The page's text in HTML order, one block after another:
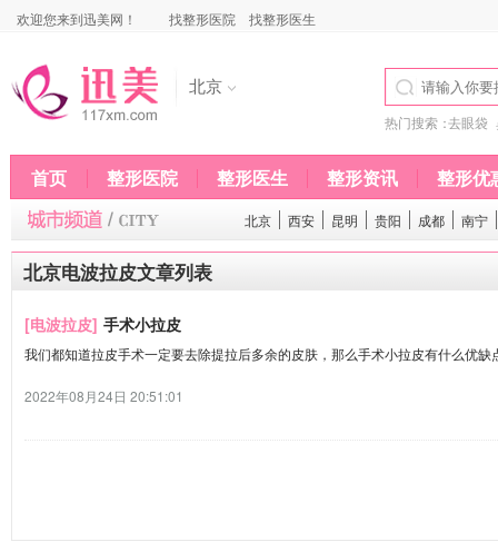
欢迎您来到迅美网！ 找整形医院 找整形医生
北京
热门搜索：去眼袋
首页 整形医院 整形医生 整形资讯 整形优
北京 西安 昆明 贵阳 成都 南宁
北京电波拉皮文章列表
[电波拉皮] 手术小拉皮
我们都知道拉皮手术一定要去除提拉后多余的皮肤，那么手术小拉皮有什么优缺
2022年08月24日 20:51:01